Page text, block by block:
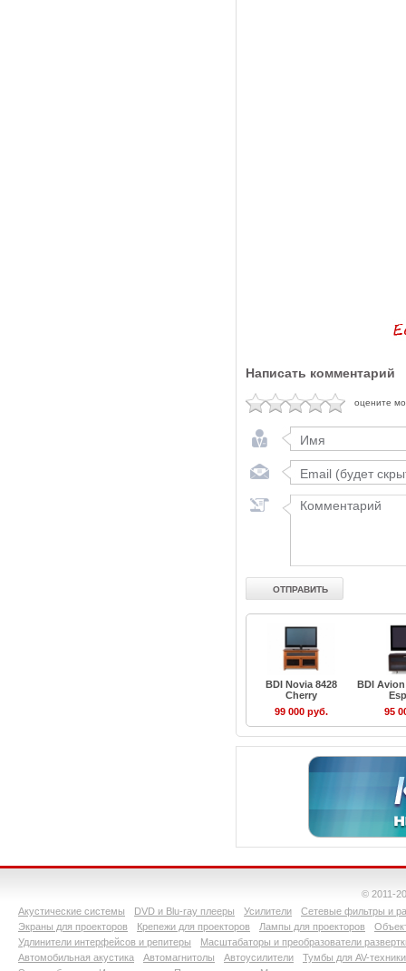
Написать комментарий
оцените
BDI Novia 8428
Cherry
99 000 руб.
BDI
95
© 2011-
Акустические системы
DVD и Blu-ray плееры Усилители
Сетевые фильтры и
Экраны для проекторов
Крепежи для проекторов Лампы для проекторов
Удлинители интерфейсов и репитеры
Масштабаторы и преобразователи
Автомобильная акустика
Автомагнитолы Автоусилители
Тумбы для AV-техники